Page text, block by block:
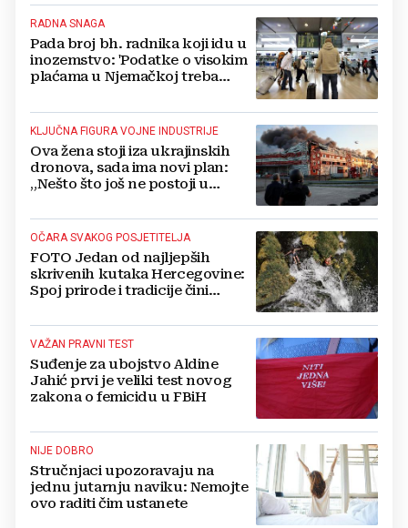
RADNA SNAGA
Pada broj bh. radnika koji idu u
inozemstvo: 'Podatke o visokim
plaćama u Njemačkoj treba
KLJUČNA FIGURA VOJNE INDUSTRIJE
Ova žena stoji iza ukrajinskih
dronova, sada ima novi plan:
„Nešto što još ne postoji u
OČARA SVAKOG POSJETITELJA
FOTO Jedan od najljepših
skrivenih kutaka Hercegovine:
Spoj prirode i tradicije čini
destinacijom
VAŽAN PRAVNI TEST
Suđenje za ubojstvo Aldine
Jahić prvi je veliki test novog
zakona o femicidu u FBiH
NIJE DOBRO
Stručnjaci upozoravaju na
jednu jutarnju naviku: Nemojte
ovo raditi čim ustanete